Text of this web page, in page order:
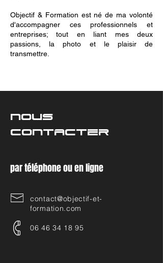
Objectif & Formation est né de ma volonté
d'accompagner ces professionnels et
entreprises; tout en liant mes deux
passions, la photo et le plaisir de
transmettre.
NOUS
CONTACTER
par téléphone ou en ligne
contact@objectif-et-
formation.com
06 46 34 18 95